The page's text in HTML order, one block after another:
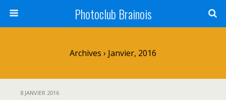
Photoclub Brainois
Archives › Janvier, 2016
8 JANVIER 2016